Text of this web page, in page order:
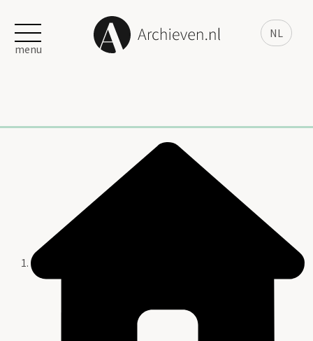
NL
menu